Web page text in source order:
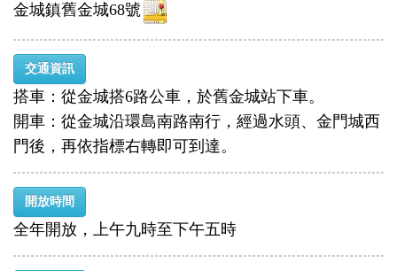
金城鎮舊金城68號
交通資訊
搭車：從金城搭6路公車，於舊金城站下車。
開車：從金城沿環島南路南行，經過水頭、金門城西
門後，再依指標右轉即可到達。
開放時間
全年開放，上午九時至下午五時